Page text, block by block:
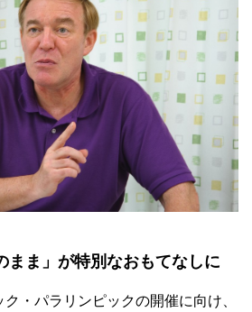
まま」が特別なおもてなしに
・パラリンピックの開催に向け、